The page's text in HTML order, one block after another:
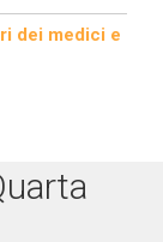
dei medici e